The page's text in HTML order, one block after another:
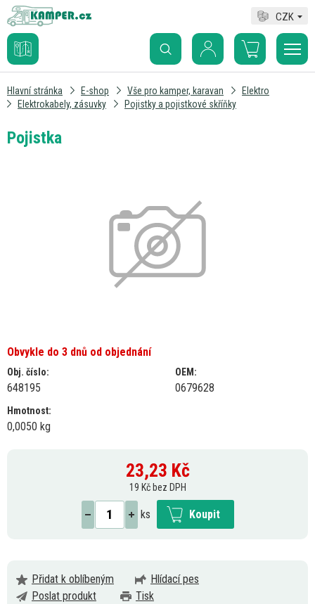
CZK
Hlavní stránka E-shop Vše pro kamper, karavan
Elektro
Elektrokabely, zásuvky
Pojistky a pojistkové skříňky
Pojistka
Obvykle do 3 dnů od objednání
Obj. číslo:
648195
OEM:
0679628
Hmotnost:
0,0050 kg
23,23 Kč
19 Kč bez DPH
ks Koupit
Přidat k oblíbeným
Hlídací pes
Poslat produkt
Tisk